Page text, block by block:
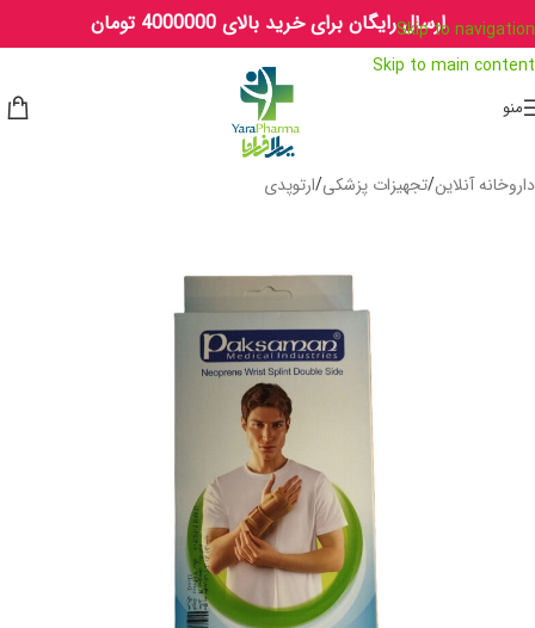
Skip to navigation
Skip to main content
ارسال رایگان برای خرید بالای 4000000 تومان
منو
داروخانه آنلاین/تجهیزات پزشکی/ارتوپدی